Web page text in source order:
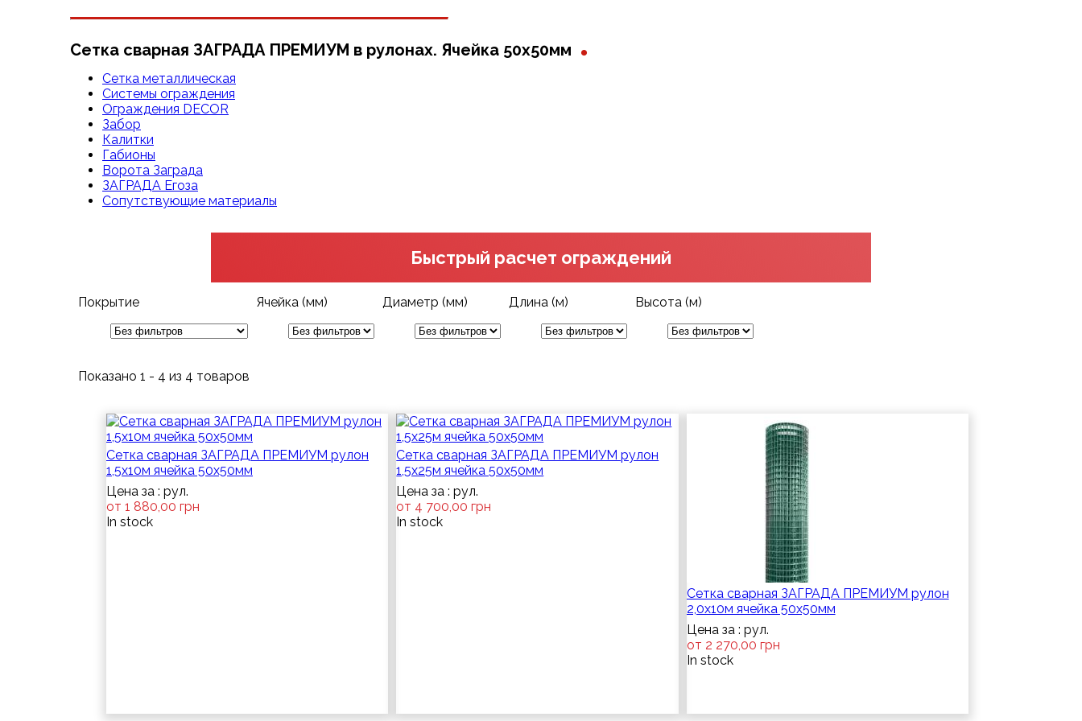
Сетка сварная ЗАГРАДА ПРЕМИУМ в рулонах. Ячейка 50х50мм .
Сетка металлическая
Системы ограждения
Ограждения DECOR
Забор
Калитки
Габионы
Ворота Заграда
ЗАГРАДА Егоза
Сопутствующие материалы
Быстрый расчет ограждений
Покрытие Ячейка (мм) Диаметр (мм) Длина (м) Высота (м)
Показано 1 - 4 из 4 товаров
Сетка сварная ЗАГРАДА ПРЕМИУМ рулон
1,5х10м ячейка 50х50мм
Цена за : рул.
от 1 880,00 грн
In stock
Сетка сварная ЗАГРАДА ПРЕМИУМ рулон
1,5х25м ячейка 50х50мм
Цена за : рул.
от 4 700,00 грн
In stock
Сетка сварная ЗАГРАДА ПРЕМИУМ рулон
2,0х10м ячейка 50х50мм
Цена за : рул.
от 2 270,00 грн
In stock